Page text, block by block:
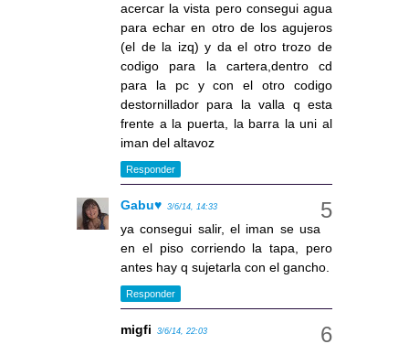
acercar la vista pero consegui agua
para echar en otro de los agujeros
(el de la izq) y da el otro trozo de
codigo para la cartera,dentro cd
para la pc y con el otro codigo
destornillador para la valla q esta
frente a la puerta, la barra la uni al
iman del altavoz
Responder
Gabu♥ 3/6/14, 14:33
ya consegui salir, el iman se usa
en el piso corriendo la tapa, pero
antes hay q sujetarla con el gancho.
Responder
migfi 3/6/14, 22:03